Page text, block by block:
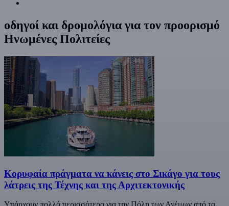
οδηγοί και δρομολόγια για τον προορισμό
Ηνωμένες Πολιτείες
Κορυφαία πράγματα να κάνεις στο Σικάγο για τους
λάτρεις της Τέχνης και της Αρχιτεκτονικής